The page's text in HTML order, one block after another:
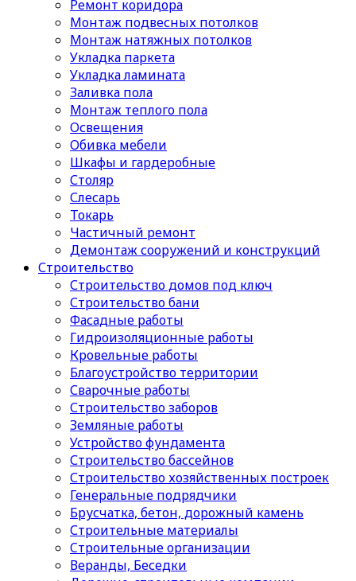
Ремонт коридора
Монтаж подвесных потолков
Монтаж натяжных потолков
Укладка паркета
Укладка ламината
Заливка пола
Монтаж теплого пола
Освещения
Обивка мебели
Шкафы и гардеробные
Столяр
Слесарь
Токарь
Частичный ремонт
Демонтаж сооружений и конструкций
Строительство
Строительство домов под ключ
Строительство бани
Фасадные работы
Гидроизоляционные работы
Кровельные работы
Благоустройство территории
Сварочные работы
Строительство заборов
Земляные работы
Устройство фундамента
Строительство бассейнов
Строительство хозяйственных построек
Генеральные подрядчики
Брусчатка, бетон, дорожный камень
Строительные материалы
Cтроительные организации
Веранды, Беседки